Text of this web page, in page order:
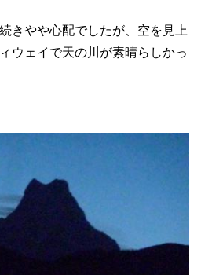
きやや心配でしたが、空を見上
ウェイで天の川が素晴らしかっ